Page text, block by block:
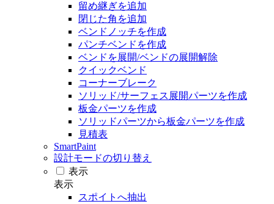
留め継ぎを追加
閉じた角を追加
ベンドノッチを作成
パンチベンドを作成
ベンドを展開/ベンドの展開解除
クイックベンド
コーナーブレーク
ソリッド/サーフェス展開パーツを作成
板金パーツを作成
ソリッドパーツから板金パーツを作成
見積表
SmartPaint
設計モードの切り替え
表示
表示
スポイトへ抽出